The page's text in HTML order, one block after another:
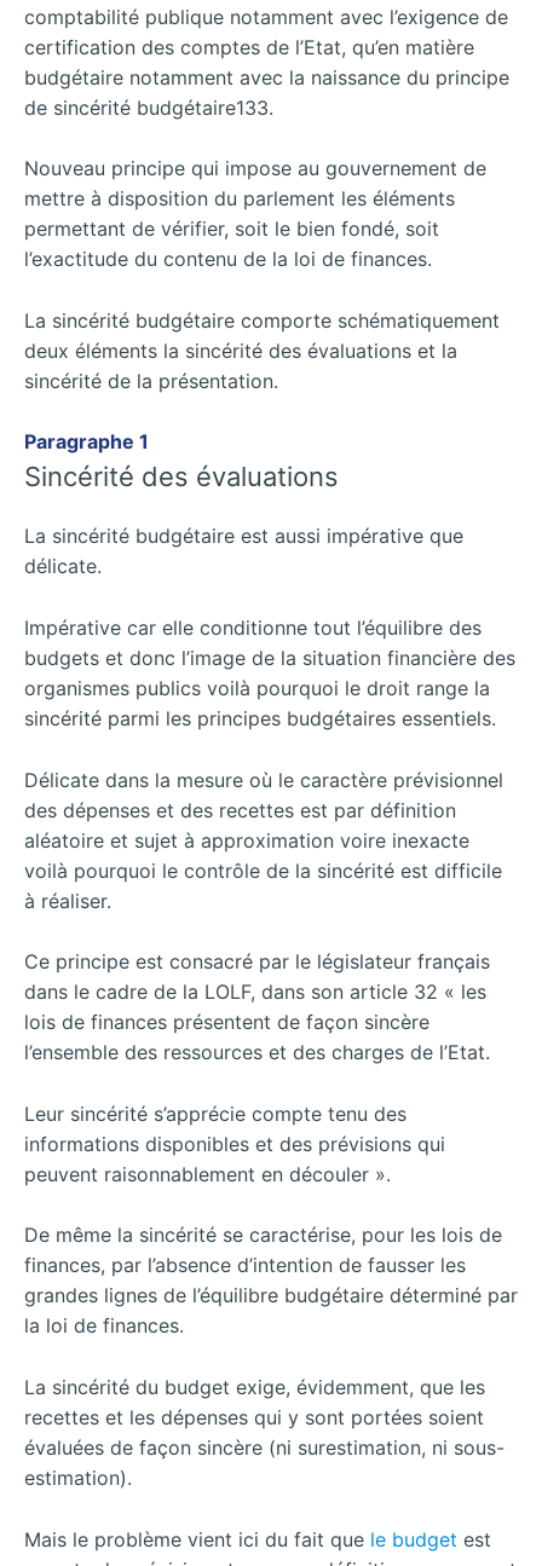
comptabilité publique notamment avec l’exigence de
certification des comptes de l’Etat, qu’en matière
budgétaire notamment avec la naissance du principe
de sincérité budgétaire133.
Nouveau principe qui impose au gouvernement de
mettre à disposition du parlement les éléments
permettant de vérifier, soit le bien fondé, soit
l’exactitude du contenu de la loi de finances.
La sincérité budgétaire comporte schématiquement
deux éléments la sincérité des évaluations et la
sincérité de la présentation.
Paragraphe 1
Sincérité des évaluations
La sincérité budgétaire est aussi impérative que
délicate.
Impérative car elle conditionne tout l’équilibre des
budgets et donc l’image de la situation financière des
organismes publics voilà pourquoi le droit range la
sincérité parmi les principes budgétaires essentiels.
Délicate dans la mesure où le caractère prévisionnel
des dépenses et des recettes est par définition
aléatoire et sujet à approximation voire inexacte
voilà pourquoi le contrôle de la sincérité est difficile
à réaliser.
Ce principe est consacré par le législateur français
dans le cadre de la LOLF, dans son article 32 « les
lois de finances présentent de façon sincère
l’ensemble des ressources et des charges de l’Etat.
Leur sincérité s’apprécie compte tenu des
informations disponibles et des prévisions qui
peuvent raisonnablement en découler ».
De même la sincérité se caractérise, pour les lois de
finances, par l’absence d’intention de fausser les
grandes lignes de l’équilibre budgétaire déterminé par
la loi de finances.
La sincérité du budget exige, évidemment, que les
recettes et les dépenses qui y sont portées soient
évaluées de façon sincère (ni surestimation, ni sous-
estimation).
Mais le problème vient ici du fait que le budget est